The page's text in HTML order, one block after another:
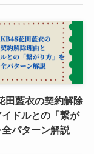
田藍衣の契約解除
ドルとの「繋が
全パターン解説